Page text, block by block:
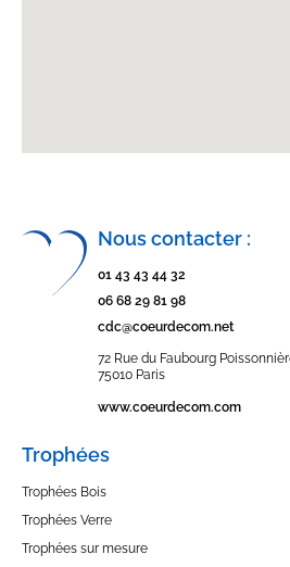
Nous contacter :
01 43 43 44 32
06 68 29 81 98
cdc@coeurdecom.net
72 Rue du Faubourg
75010 Paris
www.coeurdecom.com
Trophées
Trophées Bois
Trophées Verre
Trophées sur mesure